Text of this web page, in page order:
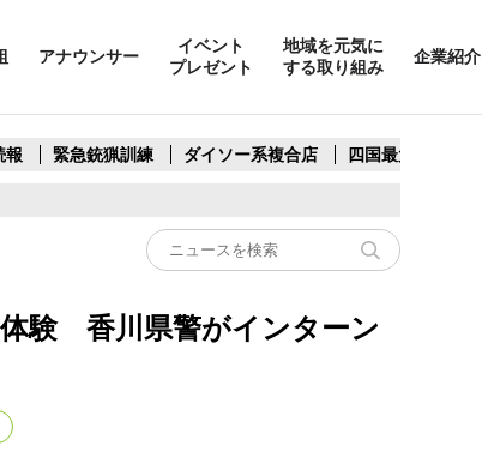
アナウンサー
イベント
プレゼント
地域を元気に
する取り組み
企業紹介
報 緊急銃猟訓練 ダイソー系複合店 四国最大スリコ
験 香川県警がインターン